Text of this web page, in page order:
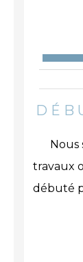
Nous
travaux
débuté